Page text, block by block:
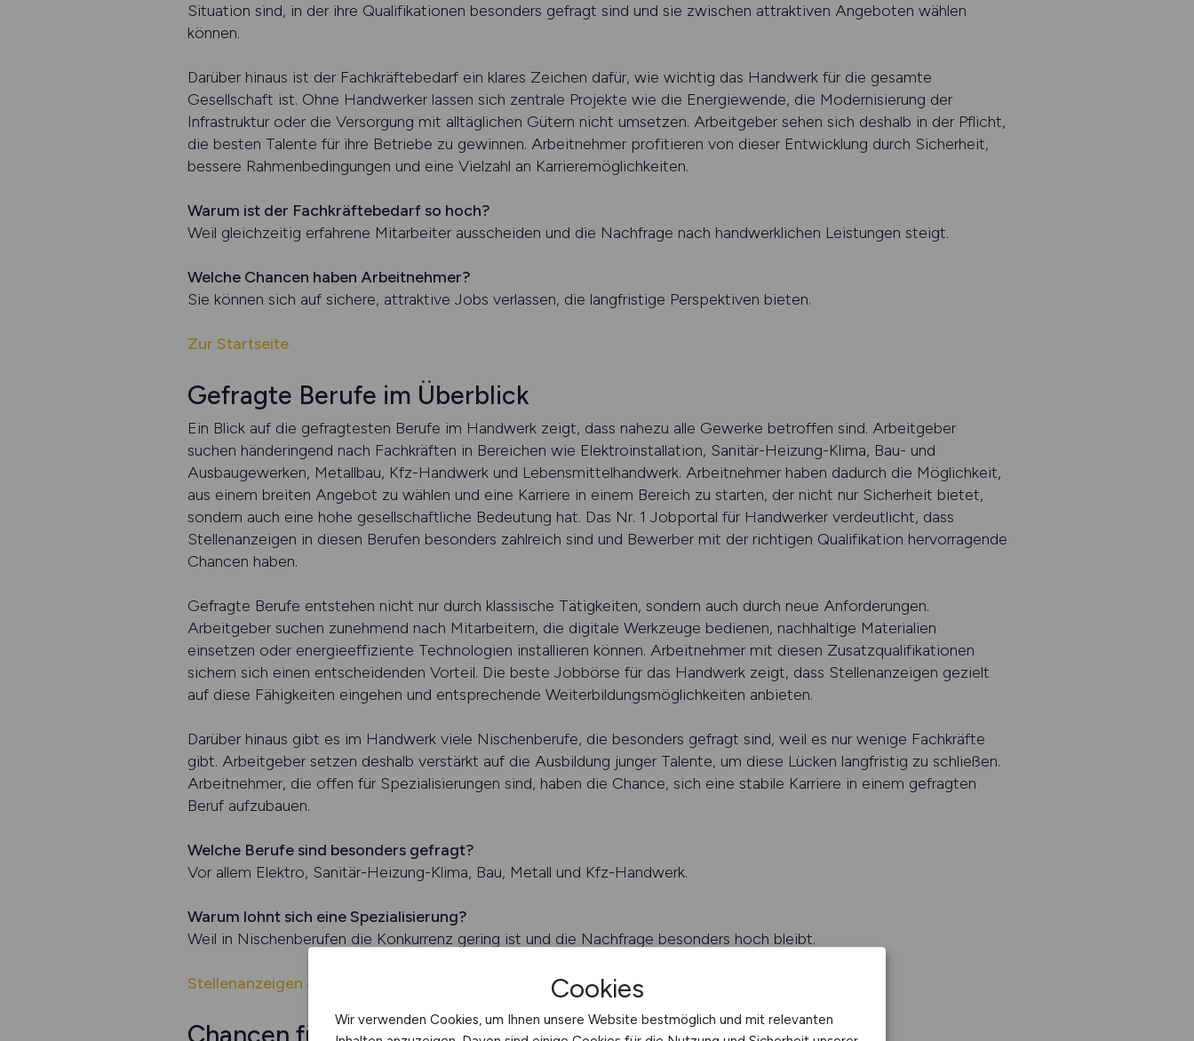
Situation sind, in der ihre Qualifikationen besonders gefragt sind und sie zwischen attraktiven Angeboten wählen
können.
Darüber hinaus ist der Fachkräftebedarf ein klares Zeichen dafür, wie wichtig das Handwerk für die gesamte
Gesellschaft ist. Ohne Handwerker lassen sich zentrale Projekte wie die Energiewende, die Modernisierung der
Infrastruktur oder die Versorgung mit alltäglichen Gütern nicht umsetzen. Arbeitgeber sehen sich deshalb in der Pflicht,
die besten Talente für ihre Betriebe zu gewinnen. Arbeitnehmer profitieren von dieser Entwicklung durch Sicherheit,
bessere Rahmenbedingungen und eine Vielzahl an Karrieremöglichkeiten.
Warum ist der Fachkräftebedarf so hoch?
Weil gleichzeitig erfahrene Mitarbeiter ausscheiden und die Nachfrage nach handwerklichen Leistungen steigt.
Welche Chancen haben Arbeitnehmer?
Sie können sich auf sichere, attraktive Jobs verlassen, die langfristige Perspektiven bieten.
Zur Startseite
Gefragte Berufe im Überblick
Ein Blick auf die gefragtesten Berufe im Handwerk zeigt, dass nahezu alle Gewerke betroffen sind. Arbeitgeber
suchen händeringend nach Fachkräften in Bereichen wie Elektroinstallation, Sanitär-Heizung-Klima, Bau- und
Ausbaugewerken, Metallbau, Kfz-Handwerk und Lebensmittelhandwerk. Arbeitnehmer haben dadurch die Möglichkeit,
aus einem breiten Angebot zu wählen und eine Karriere in einem Bereich zu starten, der nicht nur Sicherheit bietet,
sondern auch eine hohe gesellschaftliche Bedeutung hat. Das Nr. 1 Jobportal für Handwerker verdeutlicht, dass
Stellenanzeigen in diesen Berufen besonders zahlreich sind und Bewerber mit der richtigen Qualifikation hervorragende
Chancen haben.
Gefragte Berufe entstehen nicht nur durch klassische Tätigkeiten, sondern auch durch neue Anforderungen.
Arbeitgeber suchen zunehmend nach Mitarbeitern, die digitale Werkzeuge bedienen, nachhaltige Materialien
einsetzen oder energieeffiziente Technologien installieren können. Arbeitnehmer mit diesen Zusatzqualifikationen
sichern sich einen entscheidenden Vorteil. Die beste Jobbörse für das Handwerk zeigt, dass Stellenanzeigen gezielt
auf diese Fähigkeiten eingehen und entsprechende Weiterbildungsmöglichkeiten anbieten.
Darüber hinaus gibt es im Handwerk viele Nischenberufe, die besonders gefragt sind, weil es nur wenige Fachkräfte
gibt. Arbeitgeber setzen deshalb verstärkt auf die Ausbildung junger Talente, um diese Lücken langfristig zu schließen.
Arbeitnehmer, die offen für Spezialisierungen sind, haben die Chance, sich eine stabile Karriere in einem gefragten
Beruf aufzubauen.
Welche Berufe sind besonders gefragt?
Vor allem Elektro, Sanitär-Heizung-Klima, Bau, Metall und Kfz-Handwerk.
Warum lohnt sich eine Spezialisierung?
Weil in Nischenberufen die Konkurrenz gering ist und die Nachfrage besonders hoch bleibt.
Stellenanzeigen auf CRAFT.JOBS finden
Chancen für qualifizierte Bewerber
Cookies
Wir verwenden Cookies, um Ihnen unsere Website bestmöglich und mit relevanten